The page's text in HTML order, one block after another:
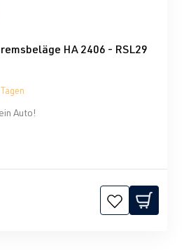
von 0 von 5 Sternen
HA 2406 - RSL29
Auto!